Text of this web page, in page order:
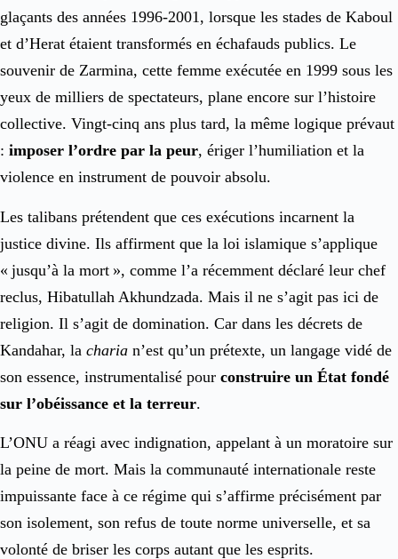
glaçants des années 1996-2001, lorsque les stades de Kaboul
et d’Herat étaient transformés en échafauds publics. Le
souvenir de Zarmina, cette femme exécutée en 1999 sous les
yeux de milliers de spectateurs, plane encore sur l’histoire
collective. Vingt-cinq ans plus tard, la même logique prévaut
: imposer l’ordre par la peur, ériger l’humiliation et la
violence en instrument de pouvoir absolu.
Les talibans prétendent que ces exécutions incarnent la
justice divine. Ils affirment que la loi islamique s’applique
« jusqu’à la mort », comme l’a récemment déclaré leur chef
reclus, Hibatullah Akhundzada. Mais il ne s’agit pas ici de
religion. Il s’agit de domination. Car dans les décrets de
Kandahar, la charia n’est qu’un prétexte, un langage vidé de
son essence, instrumentalisé pour construire un État fondé
sur l’obéissance et la terreur.
L’ONU a réagi avec indignation, appelant à un moratoire sur
la peine de mort. Mais la communauté internationale reste
impuissante face à ce régime qui s’affirme précisément par
son isolement, son refus de toute norme universelle, et sa
volonté de briser les corps autant que les esprits.